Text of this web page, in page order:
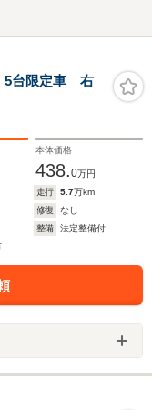
5台限定車 右
本体価格
438.0万円
走行 5.7万km
修復
なし
整備
法定整備付